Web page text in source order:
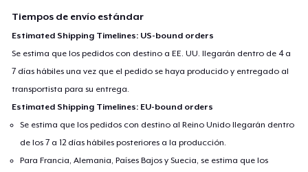
Tiempos de envío estándar
Estimated Shipping Timelines: US-bound orders
Se estima que los pedidos con destino a EE. UU. llegarán dentro de 4 a
7 días hábiles una vez que el pedido se haya producido y entregado al
transportista para su entrega.
Estimated Shipping Timelines: EU-bound orders
Se estima que los pedidos con destino al Reino Unido llegarán dentro
de los 7 a 12 días hábiles posteriores a la producción.
Para Francia, Alemania, Países Bajos y Suecia, se estima que los